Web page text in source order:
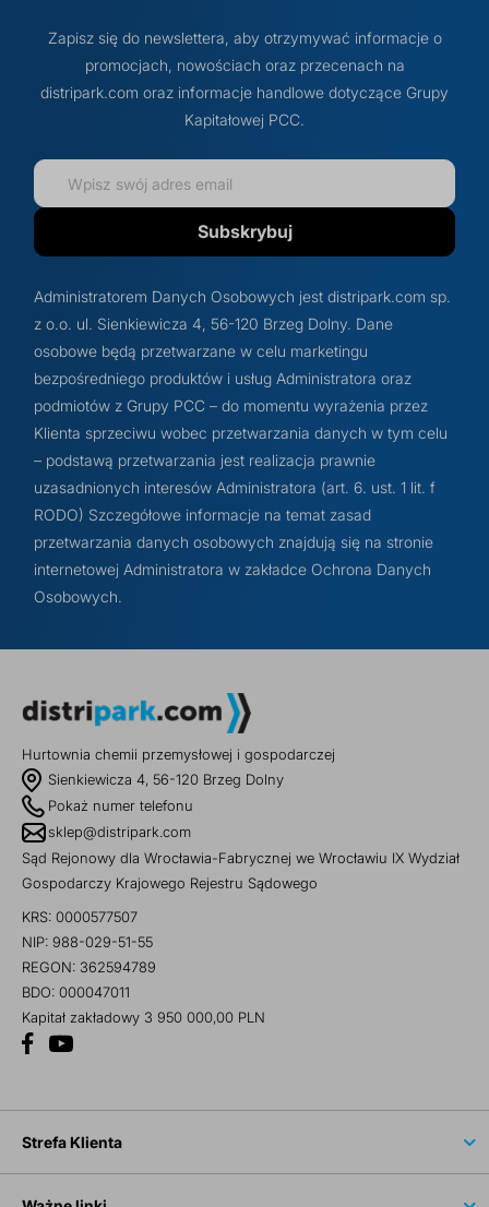
Zapisz się do newslettera, aby otrzymywać informacje o
promocjach, nowościach oraz przecenach na
distripark.com oraz informacje handlowe dotyczące Grupy
Kapitałowej PCC.
Subskrybuj
Administratorem Danych Osobowych jest distripark.com sp.
z o.o. ul. Sienkiewicza 4, 56-120 Brzeg Dolny. Dane
osobowe będą przetwarzane w celu marketingu
bezpośredniego produktów i usług Administratora oraz
podmiotów z Grupy PCC – do momentu wyrażenia przez
Klienta sprzeciwu wobec przetwarzania danych w tym celu
– podstawą przetwarzania jest realizacja prawnie
uzasadnionych interesów Administratora (art. 6. ust. 1 lit. f
RODO) Szczegółowe informacje na temat zasad
przetwarzania danych osobowych znajdują się na stronie
internetowej Administratora w zakładce Ochrona Danych
Osobowych.
Hurtownia chemii przemysłowej i gospodarczej
Sienkiewicza 4, 56-120 Brzeg Dolny
Pokaż numer telefonu
sklep@distripark.com
Sąd Rejonowy dla Wrocławia-Fabrycznej we Wrocławiu IX Wydział
Gospodarczy Krajowego Rejestru Sądowego
KRS: 0000577507
NIP: 988-029-51-55
REGON: 362594789
BDO: 000047011
Kapitał zakładowy 3 950 000,00 PLN
Strefa Klienta